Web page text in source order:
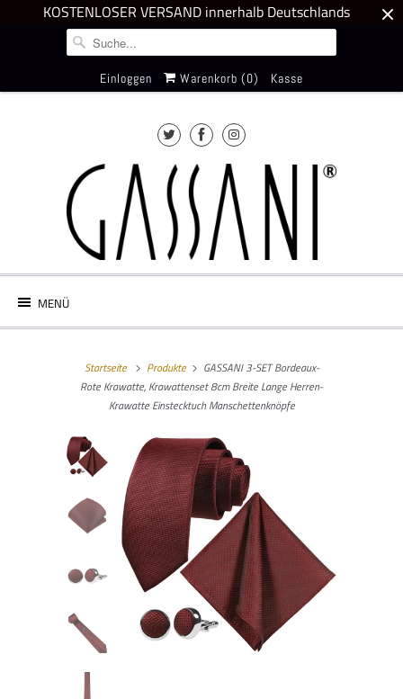
KOSTENLOSER VERSAND innerhalb Deutschlands
Einloggen Warenkorb (0) Kasse
MENÜ
Startseite Produkte
GASSANI 3-SET Bordeaux-
Rote Krawatte, Krawattenset 8cm Breite Lange Herren-
Krawatte Einstecktuch Manschettenknöpfe